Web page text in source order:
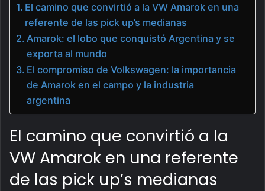
El camino que convirtió a la VW Amarok en una
referente de las pick up’s medianas
Amarok: el lobo que conquistó Argentina y se
exporta al mundo
El compromiso de Volkswagen: la importancia
de Amarok en el campo y la industria
argentina
El camino que convirtió a la
VW Amarok en una referente
de las pick up’s medianas